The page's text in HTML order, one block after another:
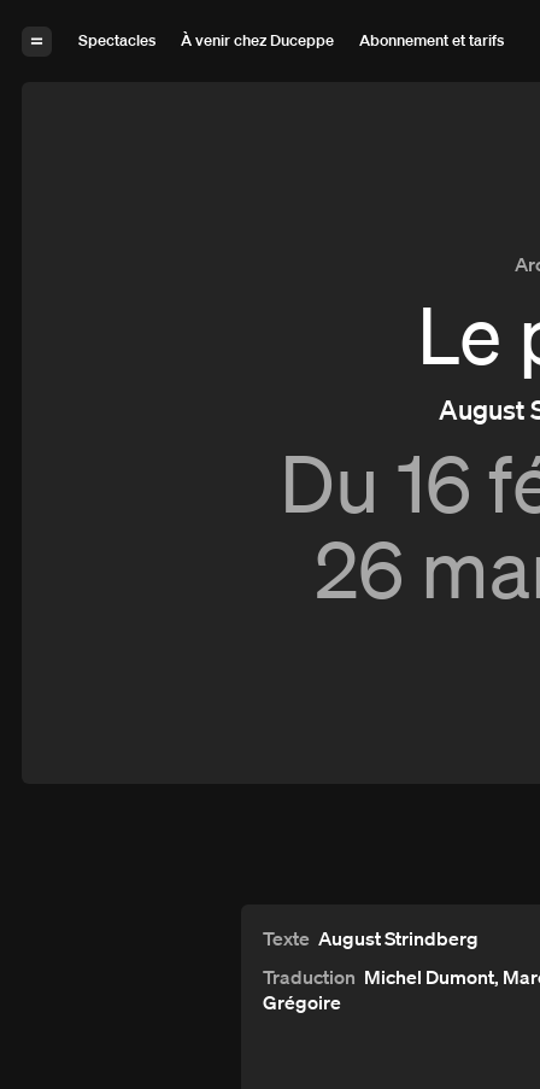
Spectacles
À venir chez Duceppe
Abonnement et tarifs
Le
August
Du 16
26
Texte August Strindberg
Traduction Michel Dumont,
Grégoire